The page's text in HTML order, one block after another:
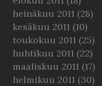
heinäkuu 2011 (28)
kesäkuu 2011 (10)
toukokuu 2011 (25)
huhtikuu 2011 (22)
maaliskuu 2011 (17)
helmikuu 2011 (30)